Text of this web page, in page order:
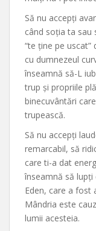
Să nu accepți
când soția ta sau
“te ține pe
cu dumnezeul
înseamnă să-L
trup și propriile
binecuvântări
trupească.
Să nu accepți
remarcabil, să
care ti-a dat
înseamnă să lupți
Eden, care a fost
Mândria este
lumii acesteia.